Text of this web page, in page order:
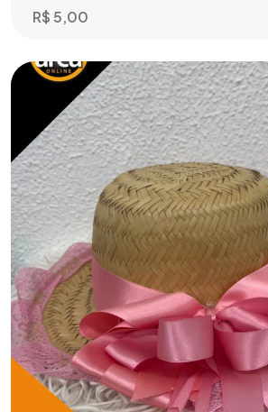
R$5,00